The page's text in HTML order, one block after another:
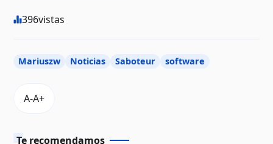
396vistas
Mariuszw Noticias Saboteur software
Te recomendamos